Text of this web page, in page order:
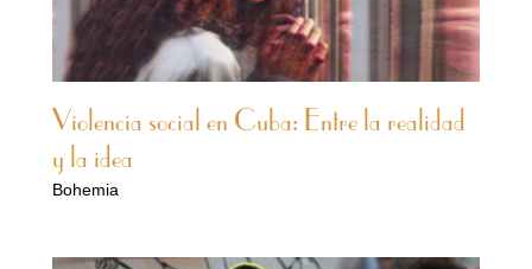
Violencia social en Cuba: Entre la realidad
y la idea
Bohemia